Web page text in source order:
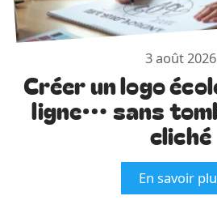
3 août 2026
Créer un logo
ligne… sans
cliché
En savoir